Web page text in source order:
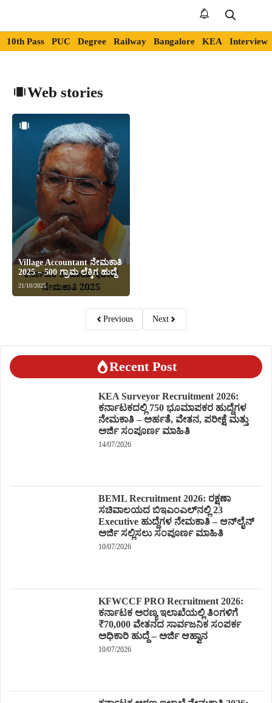
content
10th Pass PUC Degree Railway Bangalore KEA Interview
Web stories
Village Accountant ನೇಮಕಾತಿ
2025 – 500 ಗ್ರಾಮ ಲೆಕ್ಕಿಗ ಹುದ್ದೆ
21/10/2025
Previous Next
Recent Post
KEA Surveyor Recruitment 2026:
ಕರ್ನಾಟಕದಲ್ಲಿ 750 ಭೂಮಾಪಕರ ಹುದ್ದೆಗಳ
ನೇಮಕಾತಿ – ಅರ್ಹತೆ, ವೇತನ, ಪರೀಕ್ಷೆ ಮತ್ತು
ಅರ್ಜಿ ಸಂಪೂರ್ಣ ಮಾಹಿತಿ
14/07/2026
BEML Recruitment 2026: ರಕ್ಷಣಾ
ಸಚಿವಾಲಯದ ಬಿಇಎಂಎಲ್‌ನಲ್ಲಿ 23
Executive ಹುದ್ದೆಗಳ ನೇಮಕಾತಿ – ಆನ್‌ಲೈನ್
ಅರ್ಜಿ ಸಲ್ಲಿಸಲು ಸಂಪೂರ್ಣ ಮಾಹಿತಿ
10/07/2026
KFWCCF PRO Recruitment 2026:
ಕರ್ನಾಟಕ ಅರಣ್ಯ ಇಲಾಖೆಯಲ್ಲಿ ತಿಂಗಳಿಗೆ
₹70,000 ವೇತನದ ಸಾರ್ವಜನಿಕ ಸಂಪರ್ಕ
ಅಧಿಕಾರಿ ಹುದ್ದೆ – ಅರ್ಜಿ ಆಹ್ವಾನ
10/07/2026